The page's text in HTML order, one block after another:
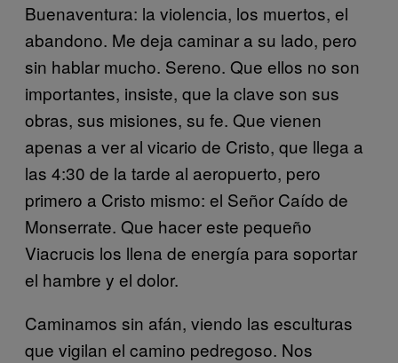
Buenaventura: la violencia, los muertos, el
abandono. Me deja caminar a su lado, pero
sin hablar mucho. Sereno. Que ellos no son
importantes, insiste, que la clave son sus
obras, sus misiones, su fe. Que vienen
apenas a ver al vicario de Cristo, que llega a
las 4:30 de la tarde al aeropuerto, pero
primero a Cristo mismo: el Señor Caído de
Monserrate. Que hacer este pequeño
Viacrucis los llena de energía para soportar
el hambre y el dolor.
Caminamos sin afán, viendo las esculturas
que vigilan el camino pedregoso. Nos